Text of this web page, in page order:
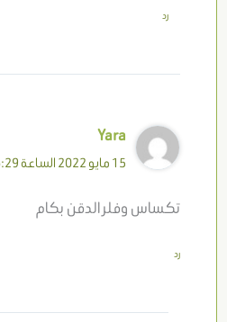
رد
Yara
15 مايو 2022 الساعة 6:29 مساءً
تكساس وفلر الدقن بكام
رد